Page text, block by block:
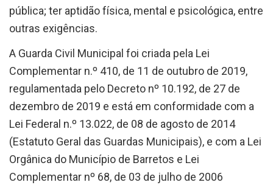
pública; ter aptidão física, mental e psicológica, entre
outras exigências.
A Guarda Civil Municipal foi criada pela Lei
Complementar n.º 410, de 11 de outubro de 2019,
regulamentada pelo Decreto nº 10.192, de 27 de
dezembro de 2019 e está em conformidade com a
Lei Federal n.º 13.022, de 08 de agosto de 2014
(Estatuto Geral das Guardas Municipais), e com a Lei
Orgânica do Município de Barretos e Lei
Complementar nº 68, de 03 de julho de 2006